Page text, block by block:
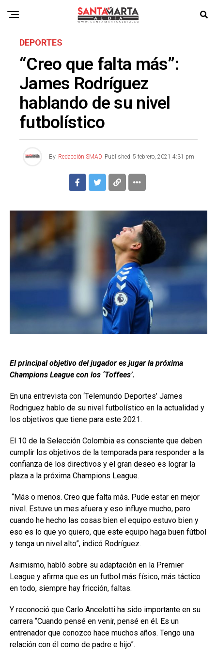
DEPORTES
“Creo que falta más”:
James Rodríguez
hablando de su nivel
futbolístico
By Redacción SMAD Published 5 febrero, 2021 4:31 pm
El principal objetivo del jugador es jugar la próxima
Champions League con los ‘Toffees’.
En una entrevista con ‘Telemundo Deportes’ James
Rodriguez hablo de su nivel futbolístico en la actualidad y
los objetivos que tiene para este 2021.
El 10 de la Selección Colombia es consciente que deben
cumplir los objetivos de la temporada para responder a la
confianza de los directivos y el gran deseo es lograr la
plaza a la próxima Champions League.
“Más o menos. Creo que falta más. Pude estar en mejor
nivel. Estuve un mes afuera y eso influye mucho, pero
cuando he hecho las cosas bien el equipo estuvo bien y
eso es lo que yo quiero, que este equipo haga buen fútbol
y tenga un nivel alto”, indicó Rodríguez.
Asimismo, habló sobre su adaptación en la Premier
League y afirma que es un futbol más físico, más táctico
en todo, siempre hay fricción, faltas.
Y reconoció que Carlo Ancelotti ha sido importante en su
carrera “Cuando pensé en venir, pensé en él. Es un
entrenador que conozco hace muchos años. Tengo una
relación con él como de padre e hijo”.